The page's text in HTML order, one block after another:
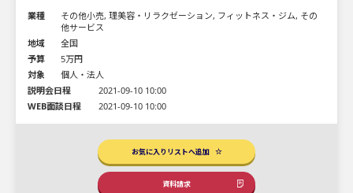
業種
その他小売, 理美容・リラクゼーション, フィットネス・ジム, その
他サービス
地域
全国
予算
5万円
対象
個人・法人
説明会日程
2021-09-10 10:00
WEB面談日程
2021-09-10 10:00
お気に入りリストへ追加
資料請求